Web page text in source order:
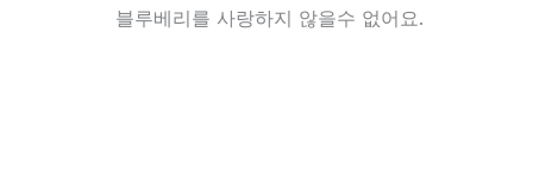
블루베리를 사랑하지 않을수 없어요.